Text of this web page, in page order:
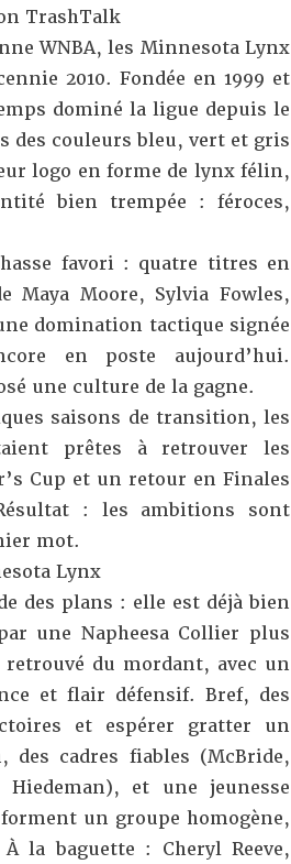
TrashTalk
WNBA, les Minnesota Lynx
2010. Fondée en 1999 et
dominé la ligue depuis le
des couleurs bleu, vert et gris
logo en forme de lynx félin,
bien trempée : féroces,
favori : quatre titres en
Moore, Sylvia Fowles,
domination tactique signée
en poste aujourd’hui.
une culture de la gagne.
saisons de transition, les
prêtes à retrouver les
Cup et un retour en Finales
: les ambitions sont
mot.
Lynx
des plans : elle est déjà bien
une Napheesa Collier plus
du mordant, avec un
et flair défensif. Bref, des
et espérer gratter un
cadres fiables (McBride,
et une jeunesse
un groupe homogène,
la baguette : Cheryl Reeve,